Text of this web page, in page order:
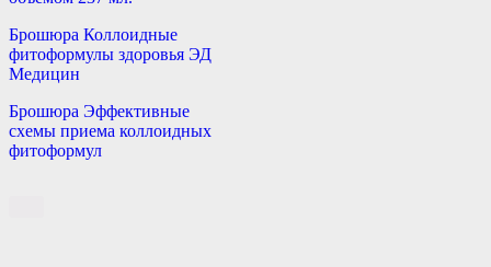
Брошюра Коллоидные
фитоформулы здоровья ЭД
Медицин
Брошюра Эффективные
схемы приема коллоидных
фитоформул